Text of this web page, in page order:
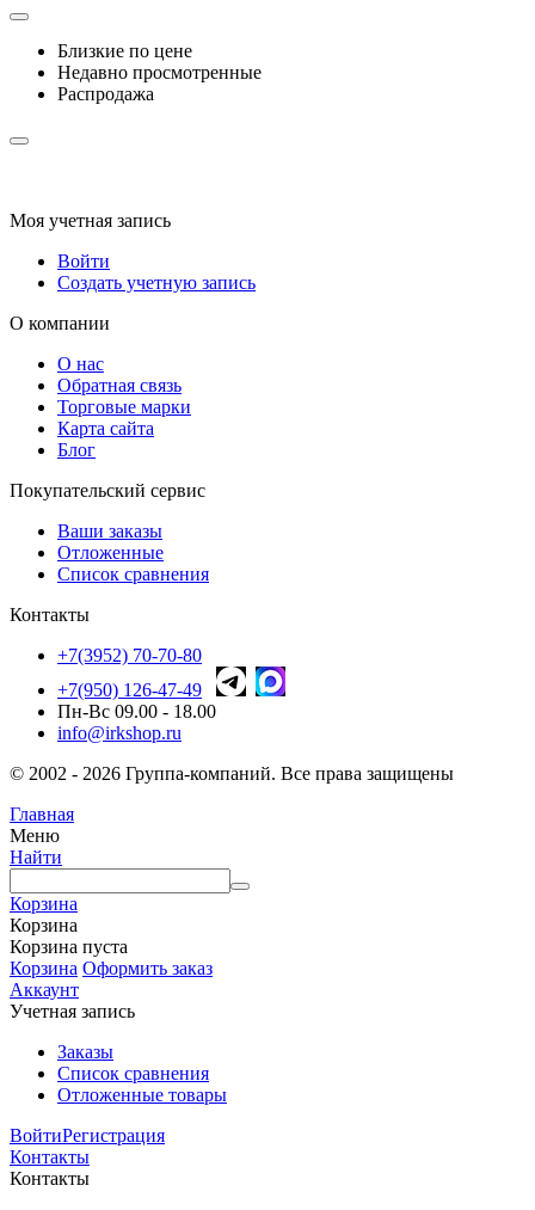
Близкие по цене
Недавно просмотренные
Распродажа
Моя учетная запись
Войти
Создать учетную запись
О компании
О нас
Обратная связь
Торговые марки
Карта сайта
Блог
Покупательский сервис
Ваши заказы
Отложенные
Список сравнения
Контакты
+7(3952) 70-70-80
+7(950) 126-47-49
Пн-Вс 09.00 - 18.00
info@irkshop.ru
© 2002 - 2026 Группа-компаний. Все права защищены
Главная
Меню
Найти
Корзина
Корзина
Корзина пуста
Корзина Оформить заказ
Аккаунт
Учетная запись
Заказы
Список сравнения
Отложенные товары
ВойтиРегистрация
Контакты
Контакты